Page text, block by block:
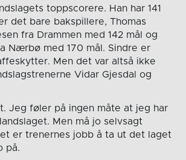
toppscorere. Han har 141
det bare bakspillere, Thomas
fra Drammen med 142 mål og
Nærbø med 170 mål. Sindre er
Men det var altså ikke
Vidar Gjesdal og
Jeg føler på ingen måte at jeg har
Men må jo selvsagt
er trenernes jobb å ta ut det laget
på.